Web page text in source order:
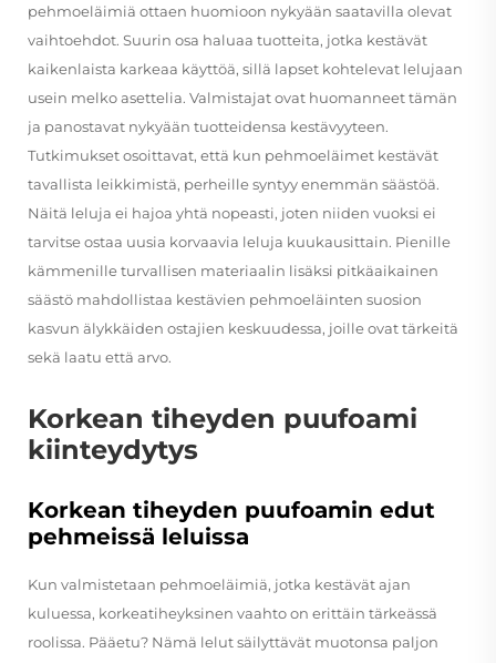
pehmoeläimiä ottaen huomioon nykyään saatavilla olevat
vaihtoehdot. Suurin osa haluaa tuotteita, jotka kestävät
kaikenlaista karkeaa käyttöä, sillä lapset kohtelevat lelujaan
usein melko asettelia. Valmistajat ovat huomanneet tämän
ja panostavat nykyään tuotteidensa kestävyyteen.
Tutkimukset osoittavat, että kun pehmoeläimet kestävät
tavallista leikkimistä, perheille syntyy enemmän säästöä.
Näitä leluja ei hajoa yhtä nopeasti, joten niiden vuoksi ei
tarvitse ostaa uusia korvaavia leluja kuukausittain. Pienille
kämmenille turvallisen materiaalin lisäksi pitkäaikainen
säästö mahdollistaa kestävien pehmoeläinten suosion
kasvun älykkäiden ostajien keskuudessa, joille ovat tärkeitä
sekä laatu että arvo.
Korkean tiheyden puufoami
kiinteydytys
Korkean tiheyden puufoamin edut
pehmeissä leluissa
Kun valmistetaan pehmoeläimiä, jotka kestävät ajan
kuluessa, korkeatiheyksinen vaahto on erittäin tärkeässä
roolissa. Pääetu? Nämä lelut säilyttävät muotonsa paljon